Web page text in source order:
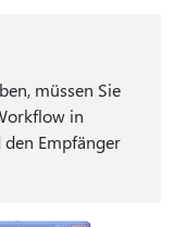
müssen Sie
in
Empfänger